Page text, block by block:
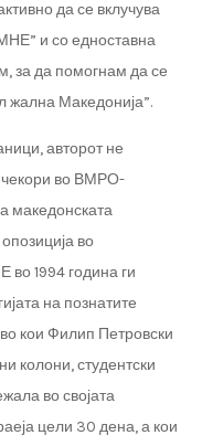
да се вклучува
и со едноставна
за да помогнам да се
жална Македонија”.
авторот не
чекори во ВМРО-
македонската
во
1994 година ги
на познатите
кои Филип Петровски
колони, студентски
во својата
цели 30 дена, а кои